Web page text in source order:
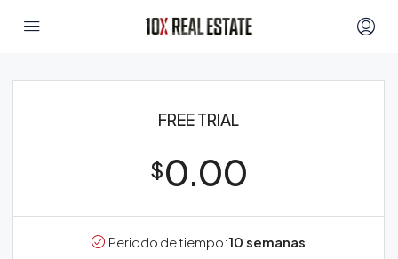
FREE TRIAL
$0.00
Periodo de tiempo:10 semanas